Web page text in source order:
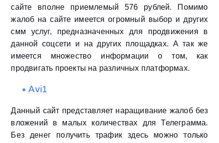
сайте вполне приемлемый 576 рублей. Помимо
жалоб на сайте имеется огромный выбор и других
смм услуг, предназначенных для продвижения в
данной соцсети и на других площадках. А так же
имеется множество информации о том, как
продвигать проекты на различных платформах.
Avi1
Данный сайт представляет наращивание жалоб без
вложений в малых количествах для Телеграмма.
Без денег получить трафик здесь можно только